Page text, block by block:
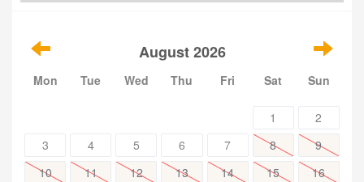
August 2026
Mon Tue Wed Thu Fri Sat Sun
1
2
3
4 5 6 7 8
9
10
11 12 13 14 15
16